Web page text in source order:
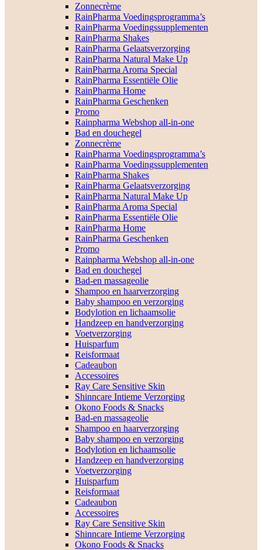
Zonnecrème
RainPharma Voedingsprogramma’s
RainPharma Voedingssupplementen
RainPharma Shakes
RainPharma Gelaatsverzorging
RainPharma Natural Make Up
RainPharma Aroma Special
RainPharma Essentiële Olie
RainPharma Home
RainPharma Geschenken
Promo
Rainpharma Webshop all-in-one
Bad en douchegel
Zonnecrème
RainPharma Voedingsprogramma’s
RainPharma Voedingssupplementen
RainPharma Shakes
RainPharma Gelaatsverzorging
RainPharma Natural Make Up
RainPharma Aroma Special
RainPharma Essentiële Olie
RainPharma Home
RainPharma Geschenken
Promo
Rainpharma Webshop all-in-one
Bad en douchegel
Bad-en massageolie
Shampoo en haarverzorging
Baby shampoo en verzorging
Bodylotion en lichaamsolie
Handzeep en handverzorging
Voetverzorging
Huisparfum
Reisformaat
Cadeaubon
Accessoires
Ray Care Sensitive Skin
Shinncare Intieme Verzorging
Okono Foods & Snacks
Bad-en massageolie
Shampoo en haarverzorging
Baby shampoo en verzorging
Bodylotion en lichaamsolie
Handzeep en handverzorging
Voetverzorging
Huisparfum
Reisformaat
Cadeaubon
Accessoires
Ray Care Sensitive Skin
Shinncare Intieme Verzorging
Okono Foods & Snacks